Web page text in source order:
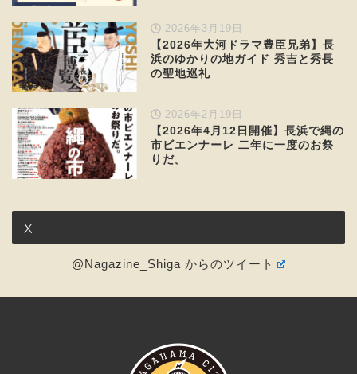
2026年3月19日
【2026年大河ドラマ豊臣兄弟】長
浜のゆかりの地ガイド 秀吉と秀長
の聖地巡礼
2026年2月19日
【2026年4月12日開催】長浜で縄の
市ビエンナーレ 二年に一度のお祭
りだ。
X
@Nagazine_Shiga からのツイート